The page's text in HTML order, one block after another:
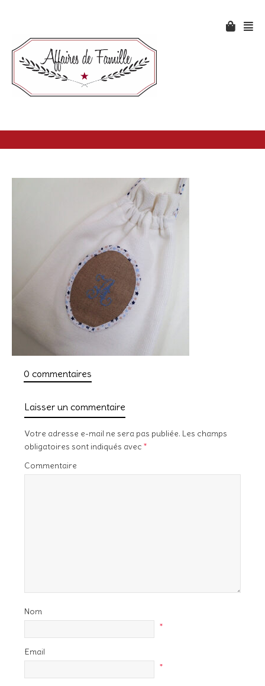
0 commentaires
Laisser un commentaire
Votre adresse e-mail ne sera pas publiée. Les champs
obligatoires sont indiqués avec *
Commentaire
Nom
*
Email
*